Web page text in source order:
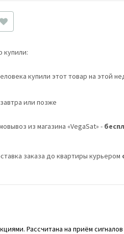
купили:
купили этот товар на этой
или позже
из магазина «VegaSat» -
заказа до квартиры курьером
Рассчитана на приём